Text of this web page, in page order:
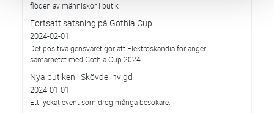
flöden av människor i butik
Fortsatt satsning på Gothia Cup
2024-02-01
Det positiva gensvaret gör att Elektroskandia förlänger
samarbetet med Gothia Cup 2024
Nya butiken i Skövde invigd
2024-01-01
Ett lyckat event som drog många besökare.